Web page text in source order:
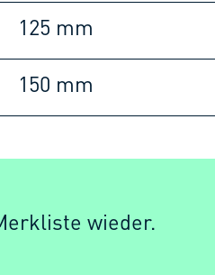
125 mm
150 mm
wieder.